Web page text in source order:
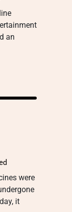
an
were
it